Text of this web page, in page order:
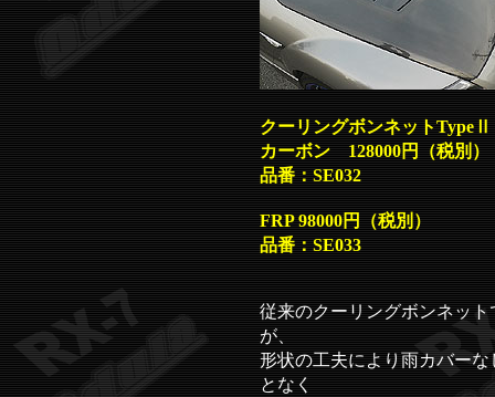
クーリングボンネットTypeⅡ
カーボン 128000円（税別）
品番：SE032
FRP 98000円（税別）
品番：SE033
従来のクーリングボンネッ
が、
形状の工夫により雨カバー
となく